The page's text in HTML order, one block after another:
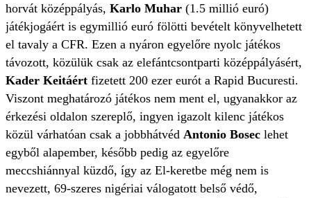
horvát középpályás, Karlo Muhar (1.5 millió euró)
játékjogáért is egymillió euró fölötti bevételt könyvelhetett
el tavaly a CFR. Ezen a nyáron egyelőre nyolc játékos
távozott, közülük csak az elefántcsontparti középpályásért,
Kader Keitáért fizetett 200 ezer eurót a Rapid Bucuresti.
Viszont meghatározó játékos nem ment el, ugyanakkor az
érkezési oldalon szereplő, ingyen igazolt kilenc játékos
közül várhatóan csak a jobbhátvéd Antonio Bosec lehet
egyből alapember, később pedig az egyelőre
meccshiánnyal küzdő, így az El-keretbe még nem is
nevezett, 69-szeres nigériai válogatott belső védő,